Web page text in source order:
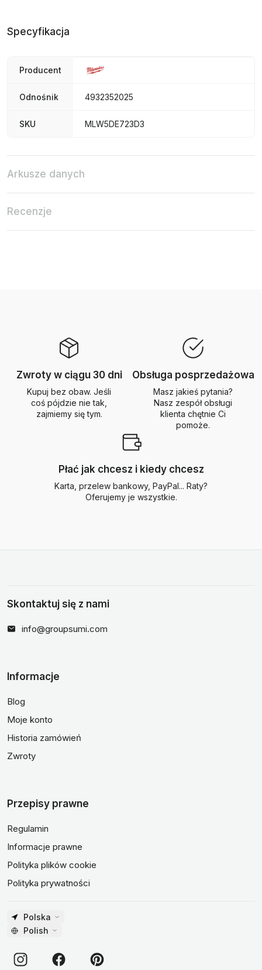
Specyfikacja
Producent
Odnośnik 4932352025
SKU MLW5DE723D3
Arkusze danych
Recenzje
Zwroty w ciągu 30 dni
Kupuj bez obaw. Jeśli
coś pójdzie nie tak,
zajmiemy się tym.
Obsługa posprzedażowa
Masz jakieś pytania?
Nasz zespół obsługi
klienta chętnie Ci
pomoże.
Płać jak chcesz i kiedy chcesz
Karta, przelew bankowy, PayPal... Raty?
Oferujemy je wszystkie.
Skontaktuj się z nami
info@groupsumi.com
Informacje
Blog
Moje konto
Historia zamówień
Zwroty
Przepisy prawne
Regulamin
Informacje prawne
Polityka plików cookie
Polityka prywatności
Polska
Polish